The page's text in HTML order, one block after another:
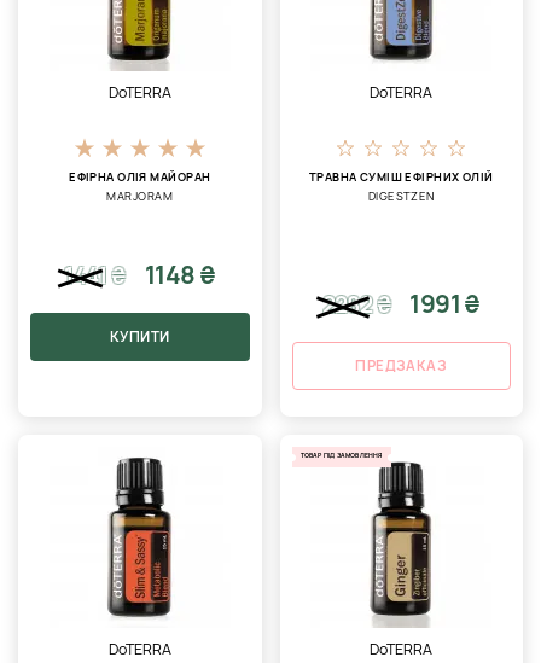
DoTERRA
ЕФІРНА ОЛІЯ МАЙОРАН
MARJORAM
1441₴ 1148 ₴
КУПИТИ
DoTERRA
ТРАВНА СУМІШ ЕФІРНИХ ОЛІЙ
DIGESTZEN
2282₴ 1991 ₴
ПРЕДЗАКАЗ
DoTERRA
ТОВАР ПІД ЗАМОВЛЕННЯ
DoTERRA